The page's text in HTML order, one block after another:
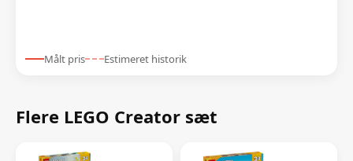
Målt pris Estimeret historik
Flere LEGO Creator sæt